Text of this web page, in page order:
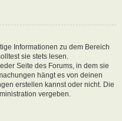
Informationen zu dem Bereich
sie stets lesen.
Seite des Forums, in dem sie
hängt es von deinen
erstellen kannst oder nicht. Die
vergeben.